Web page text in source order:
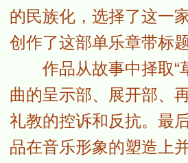
的民族化，选择了这一
创作了这部单乐章带标
作品从故事中择取“草
曲的呈示部、展开部、
礼教的控诉和反抗。最
品在音乐形象的塑造上